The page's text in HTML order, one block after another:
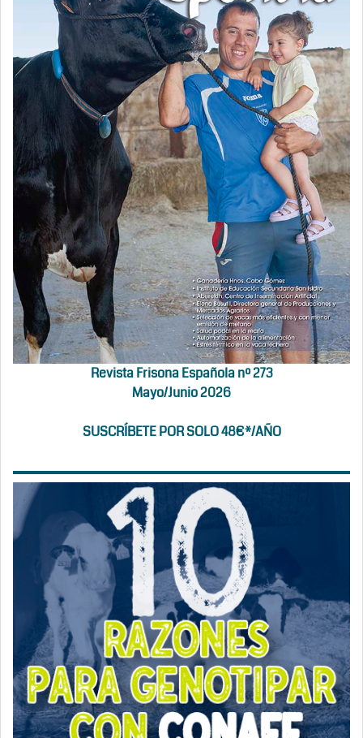
Revista Frisona Española nº 273
Mayo/Junio 2026
SUSCRÍBETE POR SOLO 48€*/AÑO